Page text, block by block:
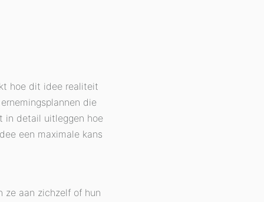
hoe dit idee realiteit
die
in detail uitleggen hoe
een maximale kans
ze aan zichzelf of hun